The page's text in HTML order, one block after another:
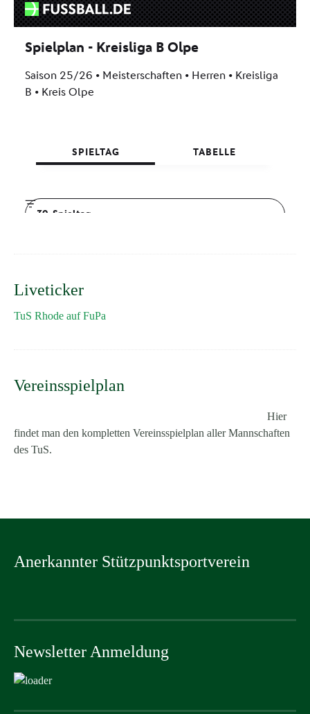
Liveticker
TuS Rhode auf FuPa
Vereinsspielplan
Hier
findet man den kompletten Vereinsspielplan aller Mannschaften
des TuS.
Anerkannter Stützpunktsportverein
Newsletter Anmeldung